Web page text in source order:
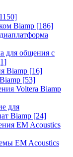
Biamp [186]
для общения с
Biamp [16]
[53]
Voltera Biamp
для
Biamp [24]
EM Acoustics
EM Acoustics